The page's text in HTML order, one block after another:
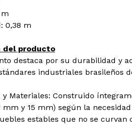
0,38 m
del producto
destaca por su durabilidad y
industriales brasileños
Materiales: Construido
mm y 15 mm) según la
estables que no se curvan